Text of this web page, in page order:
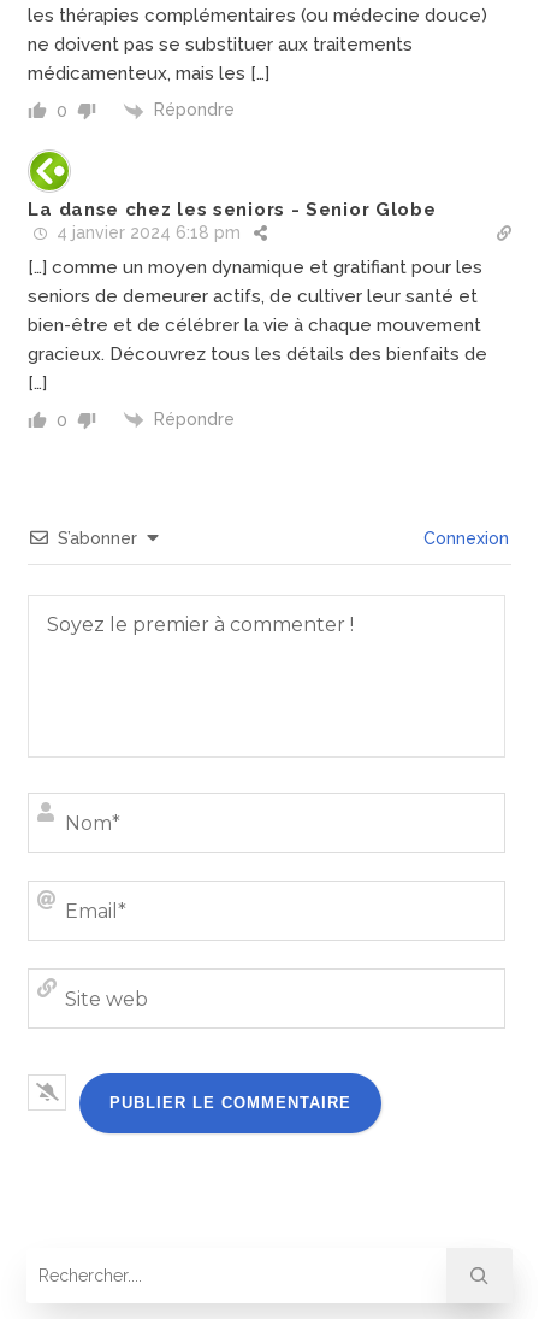
S’abonner Connexion
les thérapies complémentaires (ou médecine douce)
ne doivent pas se substituer aux traitements
médicamenteux, mais les […]
0 Répondre
La danse chez les seniors - Senior Globe
4 janvier 2024 6:18 pm
[…] comme un moyen dynamique et gratifiant pour les
seniors de demeurer actifs, de cultiver leur santé et
bien-être et de célébrer la vie à chaque mouvement
gracieux. Découvrez tous les détails des bienfaits de
[…]
0 Répondre